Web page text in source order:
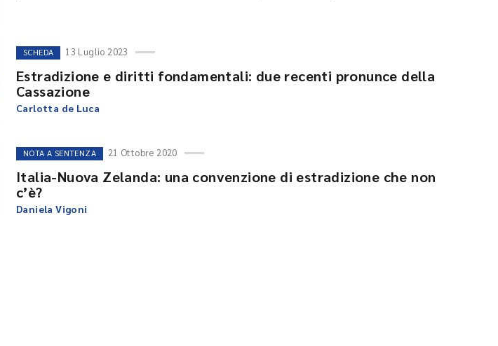
SCHEDA 13 Luglio 2023
Estradizione e diritti fondamentali: due recenti pronunce della
Cassazione
Carlotta de Luca
NOTA A SENTENZA 21 Ottobre 2020
Italia-Nuova Zelanda: una convenzione di estradizione che non
c’è?
Daniela Vigoni